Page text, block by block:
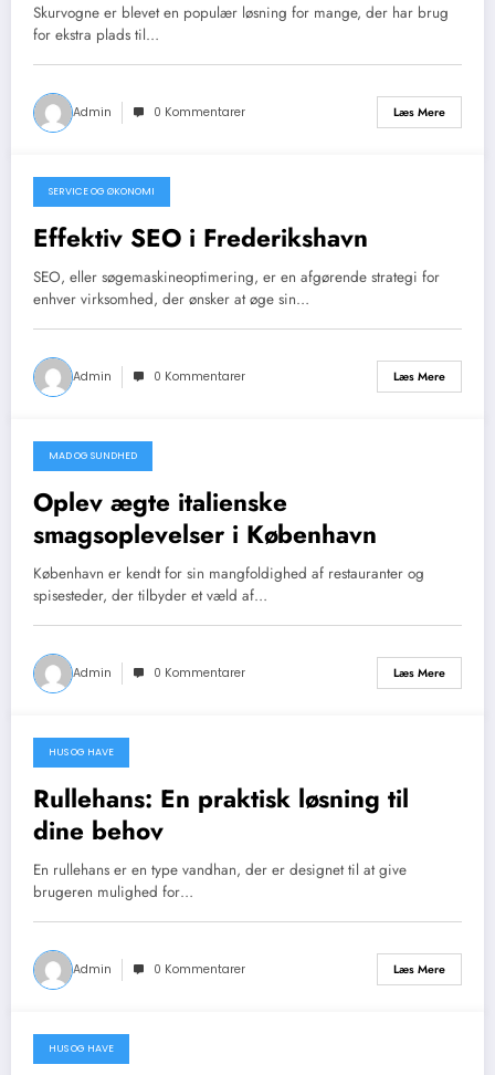
Skurvogne er blevet en populær løsning for mange, der har brug
for ekstra plads til…
Admin 0 Kommentarer Læs Mere
januar 10, 2026
SERVICE OG ØKONOMI
Effektiv SEO i Frederikshavn
SEO, eller søgemaskineoptimering, er en afgørende strategi for
enhver virksomhed, der ønsker at øge sin…
Admin 0 Kommentarer Læs Mere
januar 9, 2026
MAD OG SUNDHED
Oplev ægte italienske
smagsoplevelser i København
København er kendt for sin mangfoldighed af restauranter og
spisesteder, der tilbyder et væld af…
Admin 0 Kommentarer Læs Mere
januar 9, 2026
HUS OG HAVE
Rullehans: En praktisk løsning til
dine behov
En rullehans er en type vandhan, der er designet til at give
brugeren mulighed for…
Admin 0 Kommentarer Læs Mere
januar 7, 2026
HUS OG HAVE